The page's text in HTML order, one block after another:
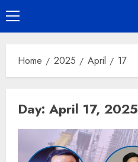
Primary
Menu
Home 2025 April 17
Day: April 17, 2025